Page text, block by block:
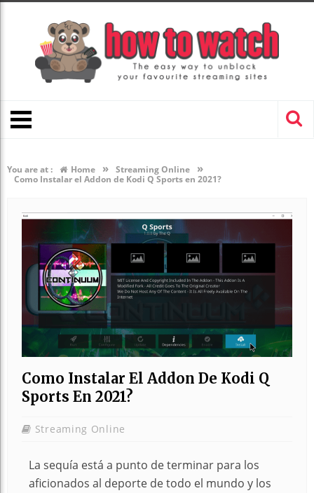
You are at : Home » Streaming Online »
Como Instalar el Addon de Kodi Q Sports en 2021?
Como Instalar El Addon De Kodi Q
Sports En 2021?
Streaming Online
La sequía está a punto de terminar para los
aficionados al deporte de todo el mundo y los